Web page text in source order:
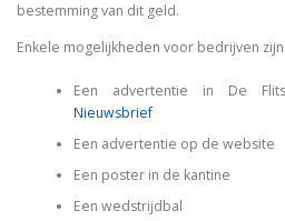
bestemming van dit geld.
Enkele mogelijkheden voor bedrijven zijn:
Een advertentie in De
Nieuwsbrief
Een advertentie op de website
Een poster in de kantine
Een wedstrijdbal